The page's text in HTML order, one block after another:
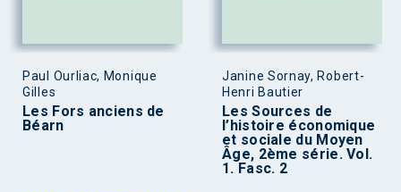
Paul Ourliac, Monique
Gilles
Les Fors anciens de
Béarn
Janine Sornay, Robert-
Henri Bautier
Les Sources de
l’histoire économique
et sociale du Moyen
Âge, 2ème série. Vol.
1. Fasc. 2